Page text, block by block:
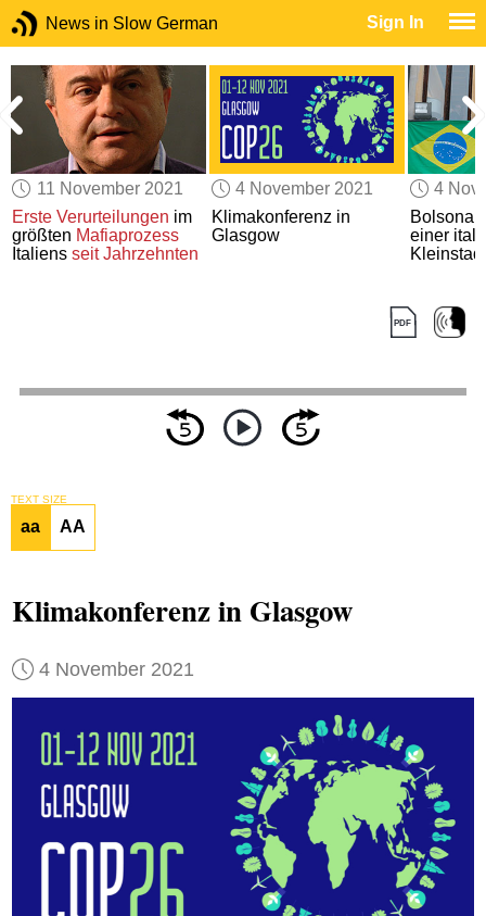
News in Slow German Sign In
11 November 2021
Erste Verurteilungen im
größten Mafiaprozess
Italiensseit Jahrzehnten
4 November 2021
Klimakonferenz in
Glasgow
4
einer
Kleinstadt
TEXT SIZE
aa AA
Klimakonferenz in Glasgow
4 November 2021